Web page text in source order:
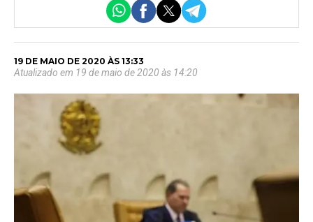
19 DE MAIO DE 2020 ÀS 13:33
Atualizado em 19 de maio de 2020 às 14:20